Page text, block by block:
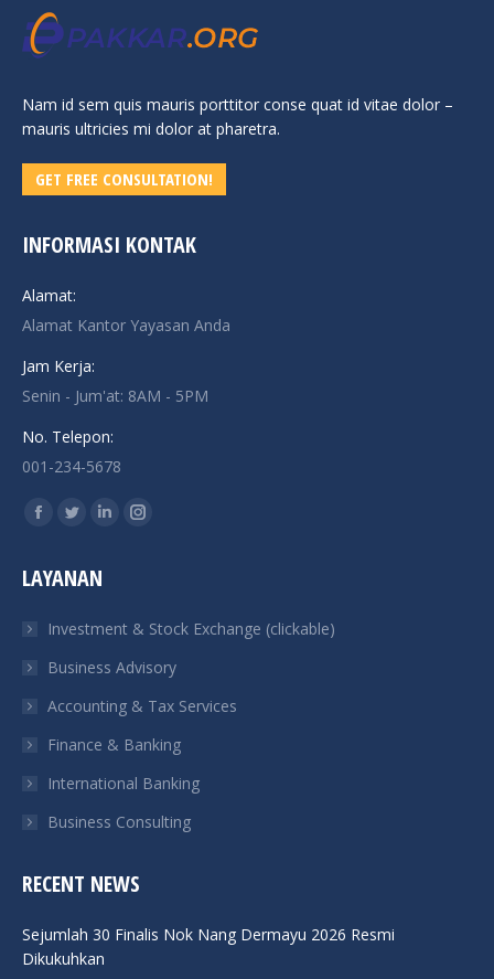
Nam id sem quis mauris porttitor conse quat id vitae dolor –
mauris ultricies mi dolor at pharetra.
GET FREE CONSULTATION!
INFORMASI KONTAK
Alamat:
Alamat Kantor Yayasan Anda
Jam Kerja:
Senin - Jum'at: 8AM - 5PM
No. Telepon:
001-234-5678
Find us on:
Facebook
opens
new
window
Twitter
opens
new
window
Linkedin
new
window
Instagram
new
window
LAYANAN
Investment & Stock Exchange (clickable)
Business Advisory
Accounting & Tax Services
Finance & Banking
International Banking
Business Consulting
RECENT NEWS
Sejumlah 30 Finalis Nok Nang Dermayu 2026 Resmi
Dikukuhkan